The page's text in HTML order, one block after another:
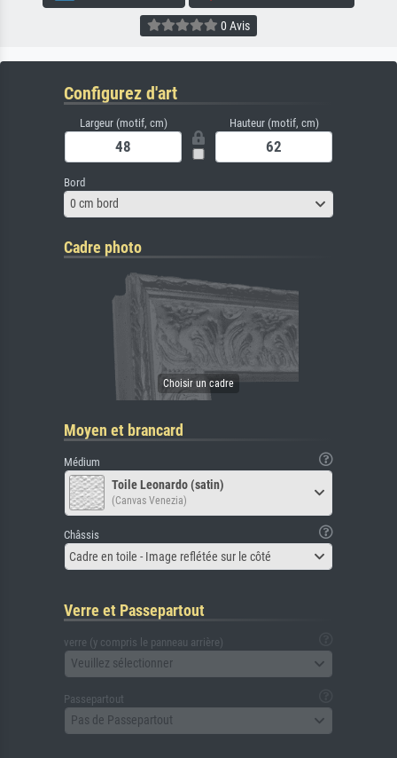
0 Avis
Configurez d'art
Largeur (motif, cm) Hauteur (motif, cm)
Bord
0 cm bord
Cadre photo
Moyen et brancard
Médium
Toile Leonardo (satin)
(Canvas Venezia)
Châssis
Cadre en toile - Image reflétée sur le côté
Verre et Passepartout
verre (y compris le panneau arrière)
Veuillez sélectionner
Passepartout
Pas de Passepartout